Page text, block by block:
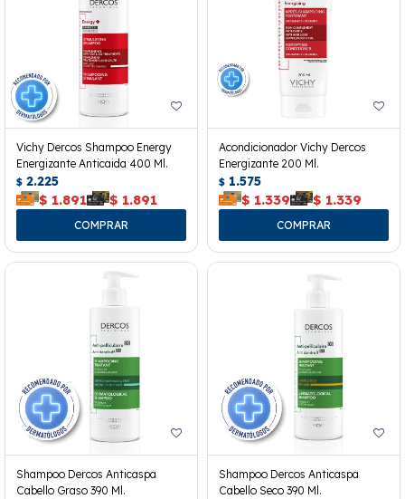
Vichy Dercos Shampoo Energy
Energizante Anticaida 400 Ml.
$ 2.225
$ 1.891 $ 1.891
Acondicionador Vichy Dercos
Energizante 200 Ml.
$ 1.575
$ 1.339 $ 1.339
Shampoo Dercos Anticaspa
Cabello Graso 390 Ml.
Shampoo Dercos Anticaspa
Cabello Seco 390 Ml.